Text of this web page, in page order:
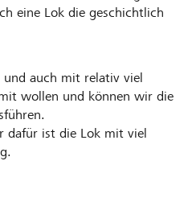
eine Lok die geschichtlich
auch mit relativ viel
wollen und können wir die
dafür ist die Lok mit viel